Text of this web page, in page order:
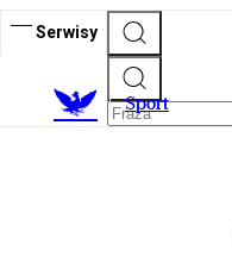
Serwisy
Sport